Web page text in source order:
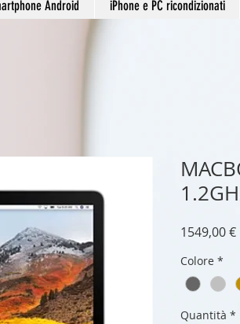
Android iPhone e PC ricondizionati
1549,00 €
Colore *
Quantità *